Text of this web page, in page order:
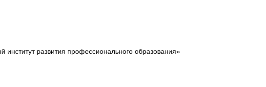
развития профессионального образования»